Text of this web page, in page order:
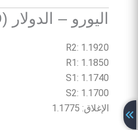
اليورو – الدولار (EURUSD)
R2: 1.1920
R1: 1.1850
S1: 1.1740
S2: 1.1700
الإغلاق: 1.1775